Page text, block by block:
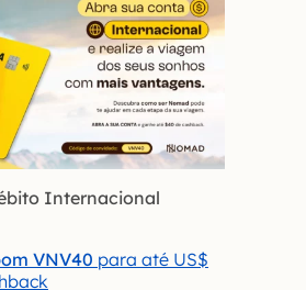
Internacional
VNV40 para até US$